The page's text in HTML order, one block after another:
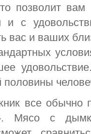
позволит вам
и с
вас и ваших
половины
все обычно
Мясо с